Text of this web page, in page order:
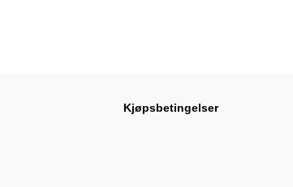
Kjøpsbetingelser